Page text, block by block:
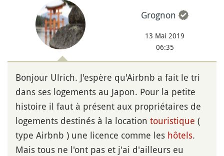
Grognon
13 Mai 2019
06:35
Bonjour Ulrich. J'espère qu'Airbnb a fait le tri
dans ses logements au Japon. Pour la petite
histoire il faut à présent aux propriétaires de
logements destinés à la location touristique (
type Airbnb ) une licence comme les hôtels.
Mais tous ne l'ont pas et j'ai d'ailleurs eu